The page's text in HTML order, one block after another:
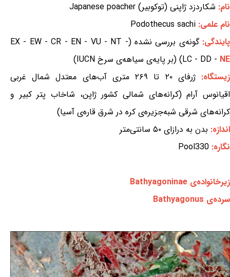
نام: شکاردزد ژاپنی (توکوبیر) Japanese poacher
نام علمی: Podothecus sachi
پایندگی:
گونه‌ی بررسی نشده (EX - EW - CR - EN - VU - NT -
LC - DD - NE
) (بر پایه‌ی سیاهه‌ی سرخ IUCN)
زیستگاه:
ژرفای ۲۰ تا ۲۶۹ متری آب‌های معتدل شمال غربی
اقیانوس آرام (کرانه‌های شمالی کشور ژاپن، شاخاب پتر کبیر و
کرانه‌های شرقی شبه‌جزیره‌ی کره در شرق قاره‌ی آسیا)
اندازه: بدن به درازای ۵۰ سانتی‌متر
نگاره: Pool330
زیرخانواده‌ی Bathyagoninae
سرده‌ی Bathyagonus